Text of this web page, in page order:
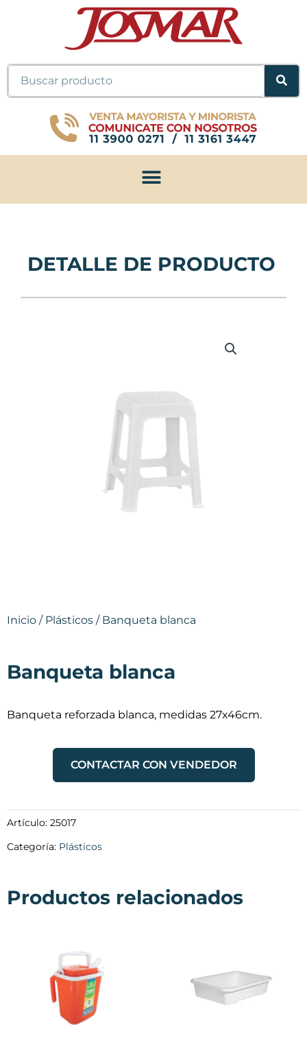
Buscar
DETALLE DE PRODUCTO
Inicio / Plásticos / Banqueta blanca
Banqueta blanca
Banqueta reforzada blanca, medidas 27x46cm.
CONTACTAR CON VENDEDOR
Artículo: 25017
Categoría: Plásticos
Productos relacionados